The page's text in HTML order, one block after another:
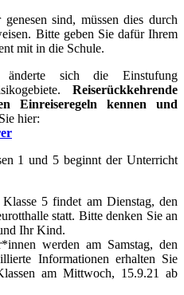
sind, müssen dies durch
Bitte geben Sie dafür Ihrem
mit in die Schule.
änderte sich die Einstufung
Reiserückkehrende
Einreiseregeln kennen und
hier:
1 und 5 beginnt der Unterricht
5 findet am Dienstag, den
statt. Bitte denken Sie an
Ihr Kind.
werden am Samstag, den
Informationen erhalten Sie
am Mittwoch, 15.9.21 ab